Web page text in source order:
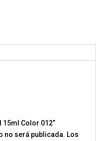
Color 012”
no será publicada. Los